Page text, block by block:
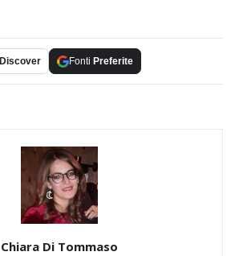
Discover Fonti Preferite
Chiara Di Tommaso